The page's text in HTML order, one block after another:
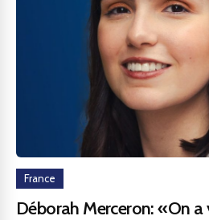
France
Déborah Merceron: «On